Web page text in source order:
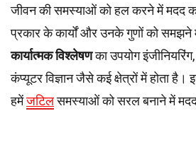
जीवन की समस्याओं को हल करने में मदद
प्रकार के कार्यों और उनके गुणों को समझने
कार्यात्मक विश्लेषणका उपयोग
कंप्यूटर विज्ञान जैसे कई क्षेत्रों में होता
हमेंजटिलसमस्याओं को सरल बनाने में